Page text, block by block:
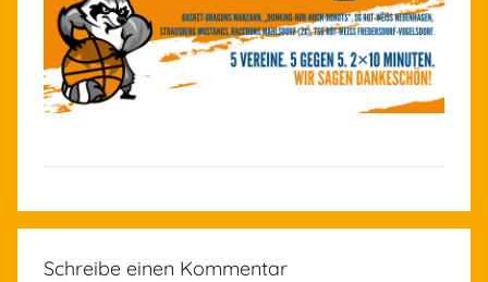
A
Schreibe einen Kommentar